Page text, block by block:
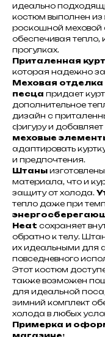
идеально
костюм выполнен из
роскошной меховой
обеспечивая
прогулках.
Приталенная
которая надежно
Меховая отделка
песца придает
дополнительное
дизайн с
фигуру и добавляет
меховые
адаптировать
и предпочтения.
Штаны
материала, что и
защиту от холода.
тепло даже при
Heat сохраняет
обратно к телу.
их идеальными для
повседневного
Этот костюм
также возможен
для идеальной
зимний комплект
холода в любых
Примерка и